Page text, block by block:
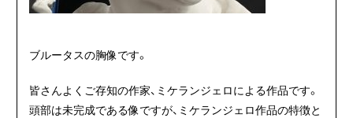
ブルータスの胸像です。
皆さんよくご存知の作家、ミケランジェロによる作品です。
頭部は未完成である像ですが、ミケランジェロ作品の特徴と